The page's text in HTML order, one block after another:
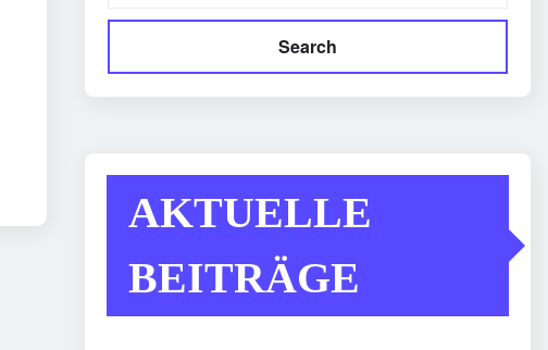
Search
AKTUELLE
BEITRÄGE